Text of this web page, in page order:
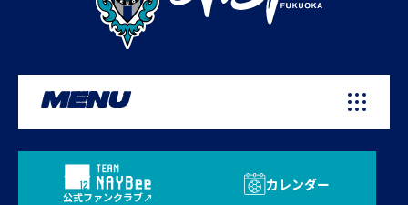
MENU
公式ファンクラブ
カレンダー